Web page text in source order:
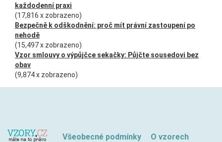
každodenní praxi
(17,816 x zobrazeno)
Bezpečně k odškodnění: proč mít právní zastoupení po
nehodě
(15,497 x zobrazeno)
Vzor smlouvy o výpůjčce sekačky: Půjčte sousedovi bez
obav
(9,874 x zobrazeno)
Všeobecné podmínky O vzorech